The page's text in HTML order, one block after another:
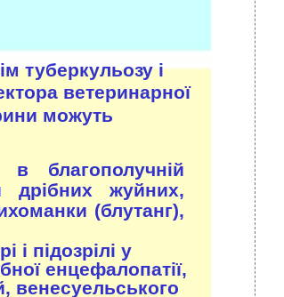
туберкульозу і
ветеринарної
можуть
благополучній
дрібних жуйних,
(блутанг),
підозрілі у
енцефалопатії,
венесуельського